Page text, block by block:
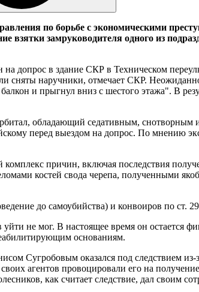
по борьбе с экономическими
взятки замруководителя одного из
допрос в здание СКР в Техническом
сняты наручники, отмечает СКР.
и прыгнул вниз с шестого этажа". В
обладающий седативным,
перед выездом на допрос. По мнению
причин, включая последствия
костей свода черепа, полученными
до самоубийства) и конвоиров по ст.
не мог. В настоящее время он остается
основаниям.
Сугробовым оказался под следствием из-
агентов провоцировали его на
как считает следствие, дал своим